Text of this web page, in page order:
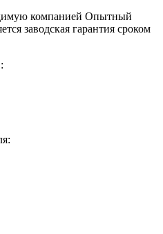
компанией Опытный
заводская гарантия сроком